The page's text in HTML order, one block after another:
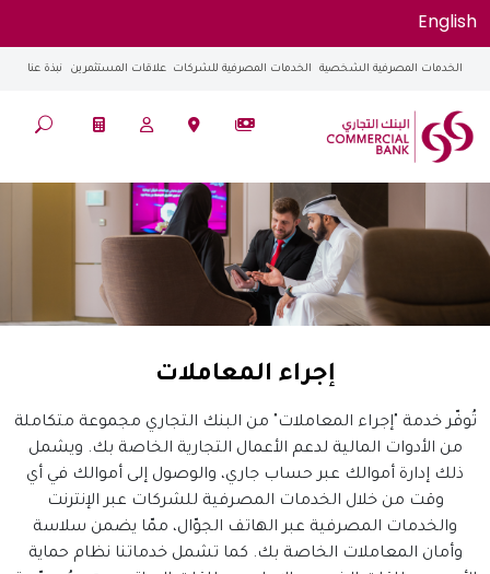
English
الخدمات المصرفية الشخصية الخدمات المصرفية للشركات علاقات المستثمرين نبذة عنا
إجراء المعاملات
تُوفّر خدمة "إجراء المعاملات" من البنك التجاري مجموعة متكاملة
من الأدوات المالية لدعم الأعمال التجارية الخاصة بك. ويشمل
ذلك إدارة أموالك عبر حساب جاري، والوصول إلى أموالك في أي
وقت من خلال الخدمات المصرفية للشركات عبر الإنترنت
والخدمات المصرفية عبر الهاتف الجوّال، ممّا يضمن سلاسة
وأمان المعاملات الخاصة بك. كما تشمل خدماتنا نظام حماية